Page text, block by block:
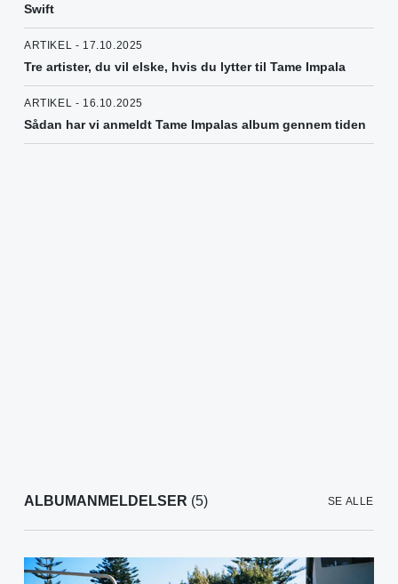
Swift
ARTIKEL - 17.10.2025
Tre artister, du vil elske, hvis du lytter til Tame Impala
ARTIKEL - 16.10.2025
Sådan har vi anmeldt Tame Impalas album gennem tiden
ALBUMANMELDELSER (5) SE ALLE